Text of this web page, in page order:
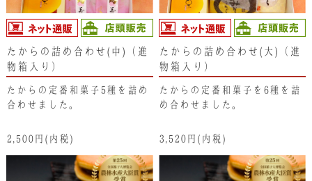
たからの詰め合わせ(中)（進
物箱入り）
たからの定番和菓子5種を詰め
合わせました。
2,500円(内税)
たからの詰め合わせ(大)（進
物箱入り）
たからの定番和菓子を6種を詰
め合わせました。
3,520円(内税)